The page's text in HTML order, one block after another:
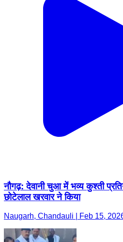
नौगढ़: देवानी चुआ में भव्य कुश्ती
छोटेलाल खरवार ने किया
Naugarh, Chandauli | Feb 15,